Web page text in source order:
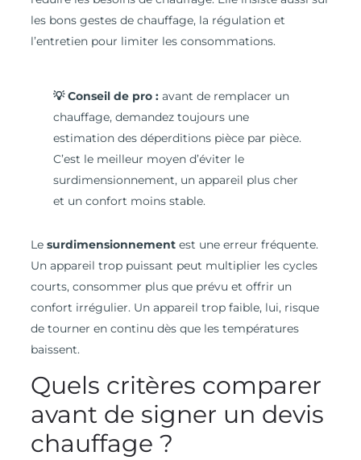
les bons gestes de chauffage, la régulation et
l’entretien pour limiter les consommations.
💡 Conseil de pro : avant de remplacer un
chauffage, demandez toujours une
estimation des déperditions pièce par pièce.
C’est le meilleur moyen d’éviter le
surdimensionnement, un appareil plus cher
et un confort moins stable.
Le surdimensionnementest une erreur fréquente.
Un appareil trop puissant peut multiplier les cycles
courts, consommer plus que prévu et offrir un
confort irrégulier. Un appareil trop faible, lui, risque
de tourner en continu dès que les températures
baissent.
Quels critères comparer
avant de signer un devis
chauffage ?